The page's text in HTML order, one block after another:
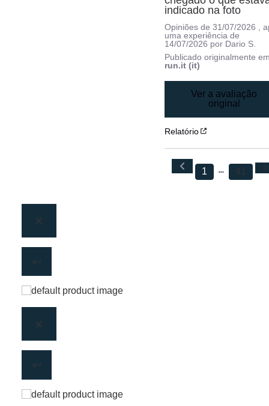
indicado na foto
Opiniões de31/07/2026
,
uma experiência de
14/07/2026 por Dario S.
Publicado originalmente
run.it (it)
Ver a avaliação
original
Relatório
1 41